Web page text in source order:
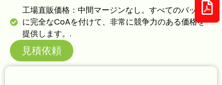
工場直販価格：中間マージンなし。すべてのバッチ
に完全なCoAを付けて、非常に競争力のある価格を
提供します。.
見積依頼